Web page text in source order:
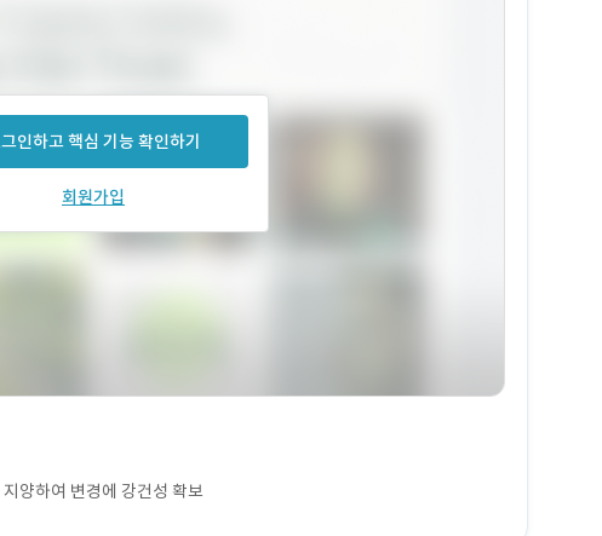
인하고 핵심 기능 확인하기
회원가입
양하여 변경에 강건성 확보